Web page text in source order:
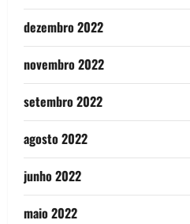
dezembro 2022
novembro 2022
setembro 2022
agosto 2022
junho 2022
maio 2022